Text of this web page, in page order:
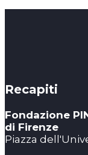
Recapiti
Fondazione
di Firenze
Piazza